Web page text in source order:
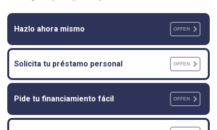
Hazlo ahora mismo OFFEN
Solicita tu préstamo personal OFFEN
Pide tu financiamiento fácil OFFEN